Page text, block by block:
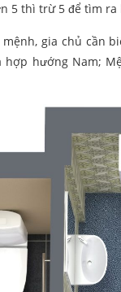
5 thì trừ 5 để tìm
gia chủ cần
hợp hướng Nam;